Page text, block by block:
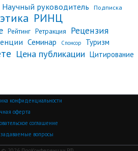
Научный руководитель Подписка
РИНЦ
Рейтинг Ретракция Рецензия
Семинар Спонсор Туризм
Цена публикации Цитирование
конфиденциальности
оферта
соглашение
задаваемые вопросы